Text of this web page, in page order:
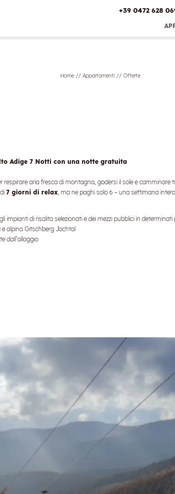
+39 0472 628
Home // Appartamenti // Offerte
Adige 7 Notti con una notte gratuita
aria fresca di montagna, godersi il sole e camminare
7 giorni di relax , ma ne paghi solo 6 – una settimana
impianti di risalita selezionati e dei mezzi pubblici in determinati
alpina Gitschberg Jochtal
dall’alloggio
Titolo